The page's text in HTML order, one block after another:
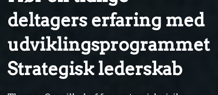
deltagers erfaring med
udviklingsprogrammet
Strategisk lederskab